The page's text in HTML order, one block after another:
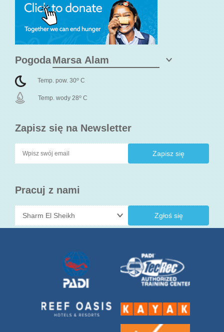
Zapisz się na Newsletter
Pracuj z nami
Zgłoś się
Pogoda
Temp. pow. 30o C
Temp. wody 28o C